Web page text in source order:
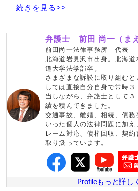
続きを見る>>
弁護士 前田 尚一（ま
前田尚一法律事務所 代表
北海道岩見沢市出身。北海
道大学法学部卒。
さまざまな訴訟に取り組むと
しては直接自分自身で常時
当しながら、弁護士として
績を積んできました。
交通事故、離婚、相続、債務
いった個人の法律問題に加え
レーム対応、債権回収、契
取り扱っています。
Profileもっと詳しく